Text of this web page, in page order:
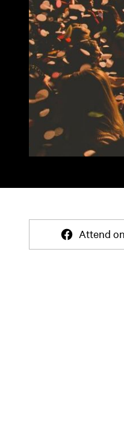
Attend